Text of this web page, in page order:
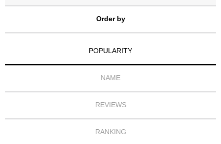
Order by
POPULARITY
NAME
REVIEWS
RANKING